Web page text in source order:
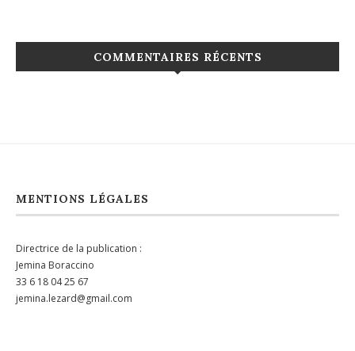
COMMENTAIRES RÉCENTS
MENTIONS LÉGALES
Directrice de la publication :
Jemina Boraccino
33 6 18 04 25 67
jemina.lezard@gmail.com